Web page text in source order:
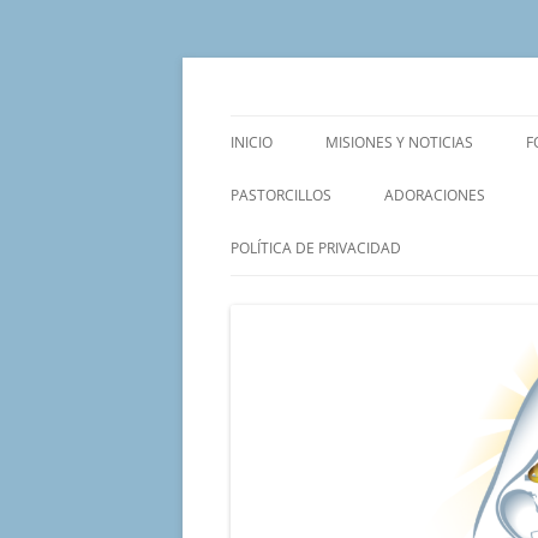
Saltar
INICIO MISIONES Y NOTICIAS
PASTORCILLOS ADORACIONES
POLÍTICA DE PRIVACIDAD